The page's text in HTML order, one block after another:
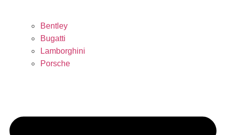
Bentley
Bugatti
Lamborghini
Porsche